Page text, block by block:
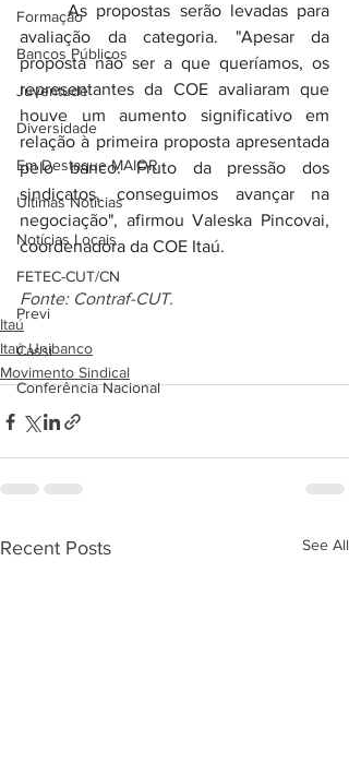
Formação
Bancos Públicos
Juventude
Diversidade
Em Destaque MAIOR
Últimas Notícias
Notícias Locais
FETEC-CUT/CN
Previ
Cassi
Conferência Nacional
	As propostas serão levadas para
avaliação da categoria. "Apesar da
proposta não ser a que queríamos, os
representantes da COE avaliaram que
houve um aumento significativo em
relação à primeira proposta apresentada
pelo banco. Fruto da pressão dos
sindicatos, conseguimos avançar na
negociação", afirmou Valeska Pincovai,
coordenadora da COE Itaú.
Fonte: Contraf-CUT.
Itaú
Itaú Unibanco
Movimento Sindical
Recent Posts See All